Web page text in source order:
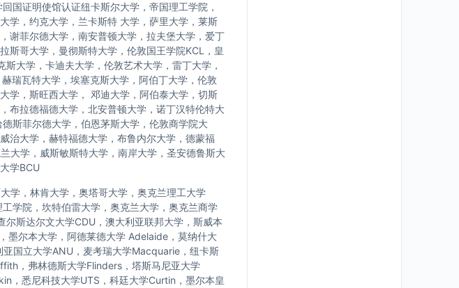
国证明使馆认证纽卡斯尔大学，帝国理工学院，
学，约克大学，兰卡斯特 大学，萨里大学，莱斯
谢菲尔德大学，南安普顿大学，拉夫堡大学，爱丁
斯哥大学，曼彻斯特大学，伦敦国王学院KCL，皇
大学，卡迪夫大学，伦敦艺术大学，雷丁大学，
瑞瓦特大学，埃塞克斯大学，阿伯丁大学，伦敦
学，斯旺西大学， 邓迪大学，阿伯泰大学，切斯
布拉德福德大学，北安普顿大学，诺丁汉特伦特大
斯菲尔德大学，伯恩茅斯大学，伦敦商学院大
治大学，赫特福德大学，布鲁内尔大学，德蒙福
大学，威斯敏斯特大学，南岸大学，圣安德鲁斯大
学BCU
学，林肯大学，奥塔哥大学，奥克兰理工大学
学院，坎特伯雷大学，奥克兰大学，奥克兰商学
斯达尔文大学CDU，澳大利亚联邦大学，斯威本
墨尔本大学，阿德莱德大学 Adelaide，莫纳什大
国立大学ANU，麦考瑞大学Macquarie，纽卡斯
，弗林德斯大学Flinders，塔斯马尼亚大学
，悉尼科技大学UTS，科廷大学Curtin，墨尔本皇